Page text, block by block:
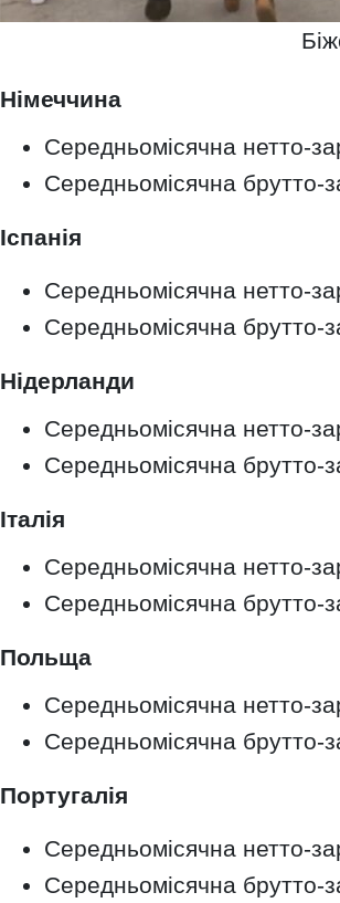
Німеччина
Середньомісячна нетто-
Середньомісячна брутто-
Іспанія
Середньомісячна нетто-
Середньомісячна брутто-
Нідерланди
Середньомісячна нетто-
Середньомісячна брутто-
Італія
Середньомісячна нетто-
Середньомісячна брутто-
Польща
Середньомісячна нетто-
Середньомісячна брутто-
Португалія
Середньомісячна нетто-
Середньомісячна брутто-